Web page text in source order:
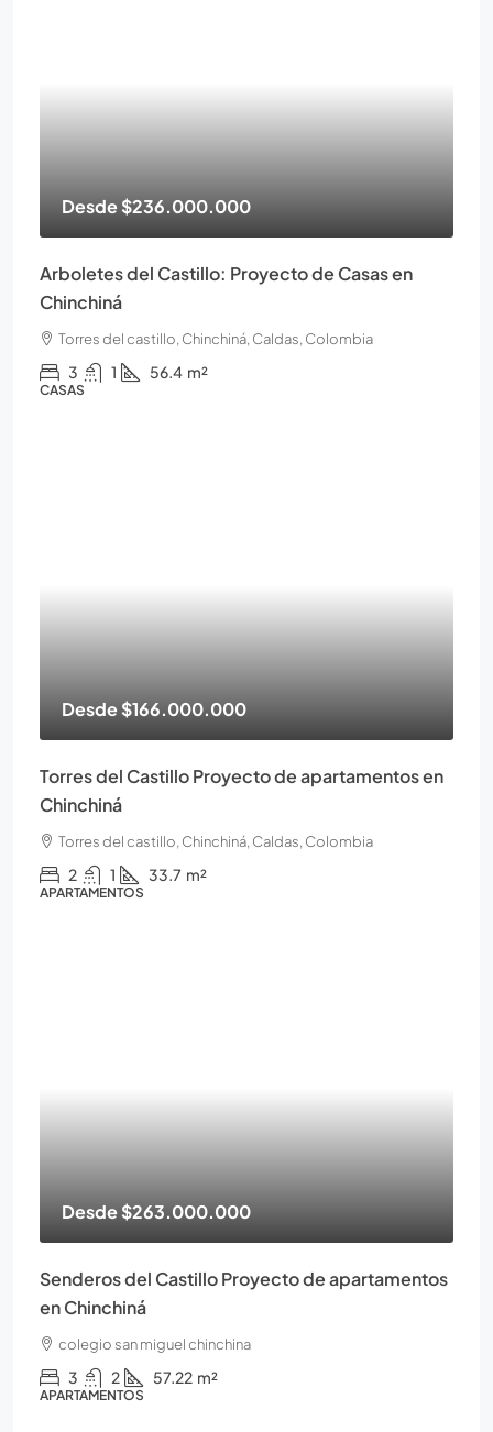
Desde$236.000.000
Arboletes del Castillo: Proyecto de Casas en
Chinchiná
Torres del castillo, Chinchiná, Caldas, Colombia
3 1 56.4 m²
CASAS
Desde$166.000.000
Torres del Castillo Proyecto de apartamentos en
Chinchiná
Torres del castillo, Chinchiná, Caldas, Colombia
2 1 33.7 m²
APARTAMENTOS
Desde$263.000.000
Senderos del Castillo Proyecto de apartamentos
en Chinchiná
colegio san miguel chinchina
3 2 57.22 m²
APARTAMENTOS